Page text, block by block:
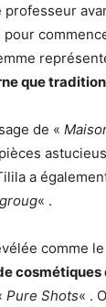
professeur
pour
que
de «
a
« .
comme
cosmétiques
Pure Shots« .